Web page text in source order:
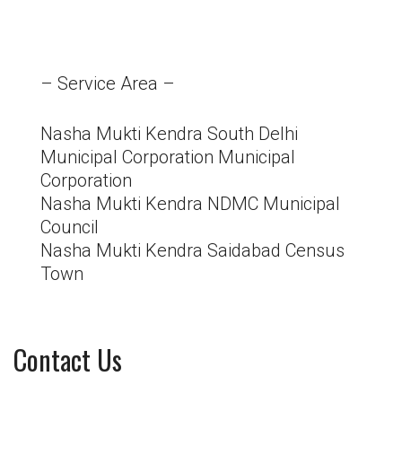
– Service Area –
Nasha Mukti Kendra South Delhi
Municipal Corporation Municipal
Corporation
Nasha Mukti Kendra NDMC Municipal
Council
Nasha Mukti Kendra Saidabad Census
Town
Contact Us